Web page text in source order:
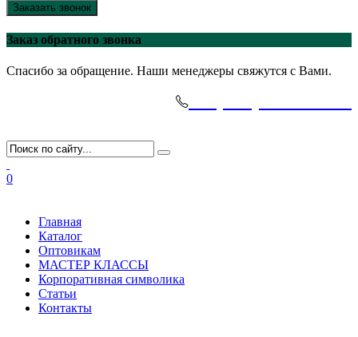
Заказать звонок
Заказ обратного звонка
Спасибо за обращение. Наши менеджеры свяжутся с Вами.
0
Главная
Каталог
Оптовикам
МАСТЕР КЛАССЫ
Корпоративная символика
Статьи
Контакты